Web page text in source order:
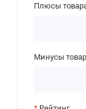
Плюсы
Минусы